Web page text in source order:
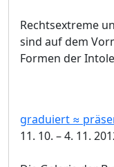
Rechtsextreme
sind auf dem
Formen der
graduiert ≈
11. 10. – 4. 11.